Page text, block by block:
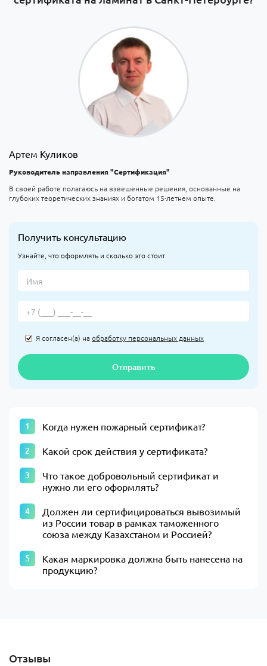
Артем Куликов
Руководитель направления "Сертификация"
В своей работе полагаюсь на взвешенные решения, основанные на
глубоких теоретических знаниях и богатом 15-летнем опыте.
Получить консультацию
Узнайте, что оформлять и сколько это стоит
Я согласен(а) наобработку персональных данных
Отправить
Когда нужен пожарный сертификат?
Какой срок действия у сертификата?
Что такое добровольный сертификат и
нужно ли его оформлять?
Должен ли сертифицироваться вывозимый
из России товар в рамках таможенного
союза между Казахстаном и Россией?
Какая маркировка должна быть нанесена на
продукцию?
Отзывы